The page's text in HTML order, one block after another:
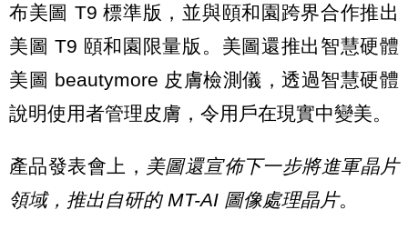
布美圖 T9 標準版，並與頤和園跨界合作推出
美圖 T9 頤和園限量版。美圖還推出智慧硬體
美圖 beautymore 皮膚檢測儀，透過智慧硬體
說明使用者管理皮膚，令用戶在現實中變美。
產品發表會上， 美圖還宣佈下一步將進軍晶片
領域，推出自研的 MT-AI 圖像處理晶片。